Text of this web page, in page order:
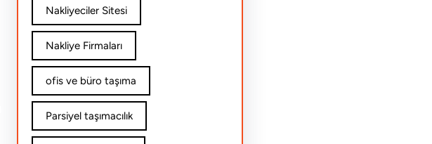
Nakliyeciler Sitesi
Nakliye Firmaları
ofis ve büro taşıma
Parsiyel taşımacılık